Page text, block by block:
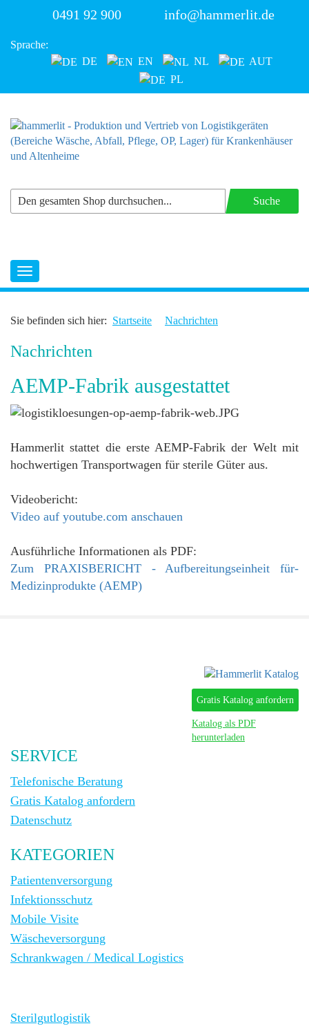
0491 92 900 info@hammerlit.de
Sprache:
DE
EN NL
AUT
PL
Suche
Sie befinden sich hier: Startseite Nachrichten
Nachrichten
AEMP-Fabrik ausgestattet
Hammerlit stattet die erste AEMP-Fabrik der Welt mit
hochwertigen Transportwagen für sterile Güter aus.
Videobericht:
Video auf youtube.com anschauen
Ausführliche Informationen als PDF:
Zum PRAXISBERICHT - Aufbereitungseinheit für-
Medizinprodukte (AEMP)
Gratis Katalog anfordern
Katalog als PDF
herunterladen
SERVICE
Telefonische Beratung
Gratis Katalog anfordern
Datenschutz
KATEGORIEN
Patientenversorgung
Infektionsschutz
Mobile Visite
Wäscheversorgung
Schrankwagen / Medical Logistics
Sterilgutlogistik